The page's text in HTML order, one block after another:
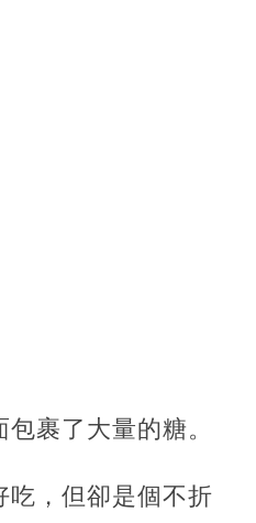
裹了大量的糖。
吃，但卻是個不折